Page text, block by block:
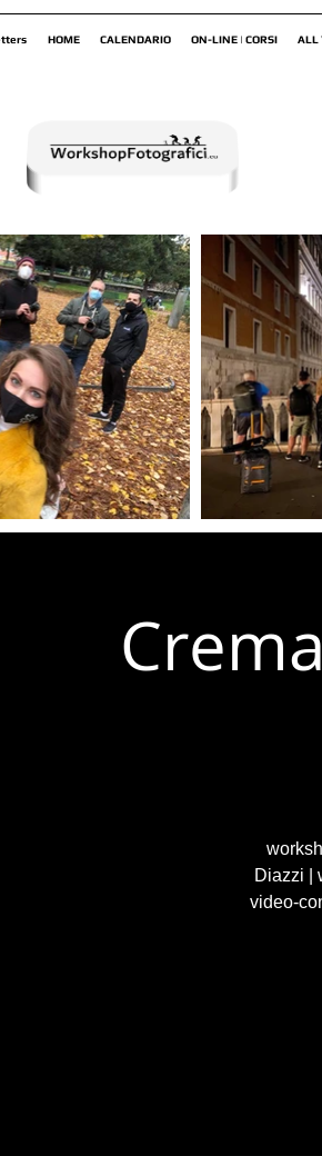
HOME CALENDARIO ON-LINE | CORSI ALL
Diazzi |
video-